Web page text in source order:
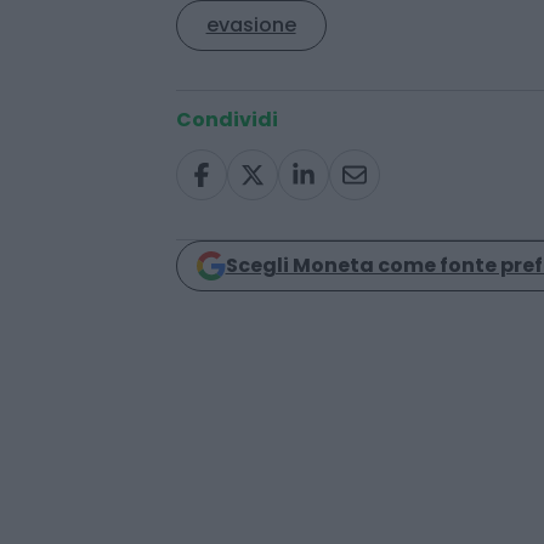
evasione